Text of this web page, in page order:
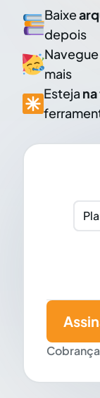
Baixe
depois
Navegue
mais
Esteja